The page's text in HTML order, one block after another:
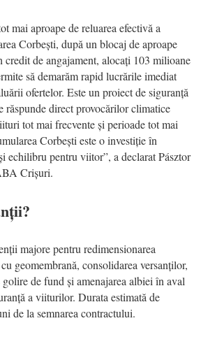
mai aproape de reluarea efectivă a
Corbești, după un blocaj de aproape
credit de angajament, alocați 103 milioane
să demarăm rapid lucrările imediat
ofertelor. Este un proiect de siguranță
răspunde direct provocărilor climatice
tot mai frecvente și perioade tot mai
Corbești este o investiție în
echilibru pentru viitor”, a declarat Pásztor
Crișuri.
majore pentru redimensionarea
geomembrană, consolidarea versanților,
de fund și amenajarea albiei în aval
a viiturilor. Durata estimată de
de la semnarea contractului.